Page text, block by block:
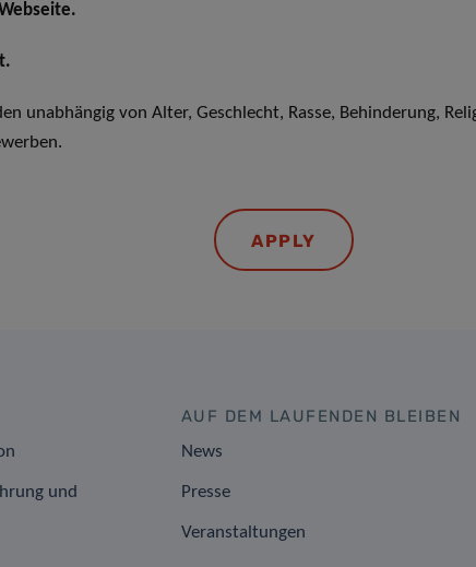
unabhängig von Alter, Geschlecht, Rasse, Behinderung,
APPLY
und
AUF DEM LAUFENDEN BLEIBEN
News
Presse
Veranstaltungen